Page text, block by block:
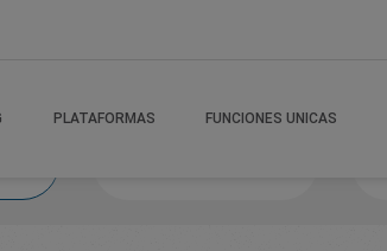
PLATAFORMAS FUNCIONES UNICAS